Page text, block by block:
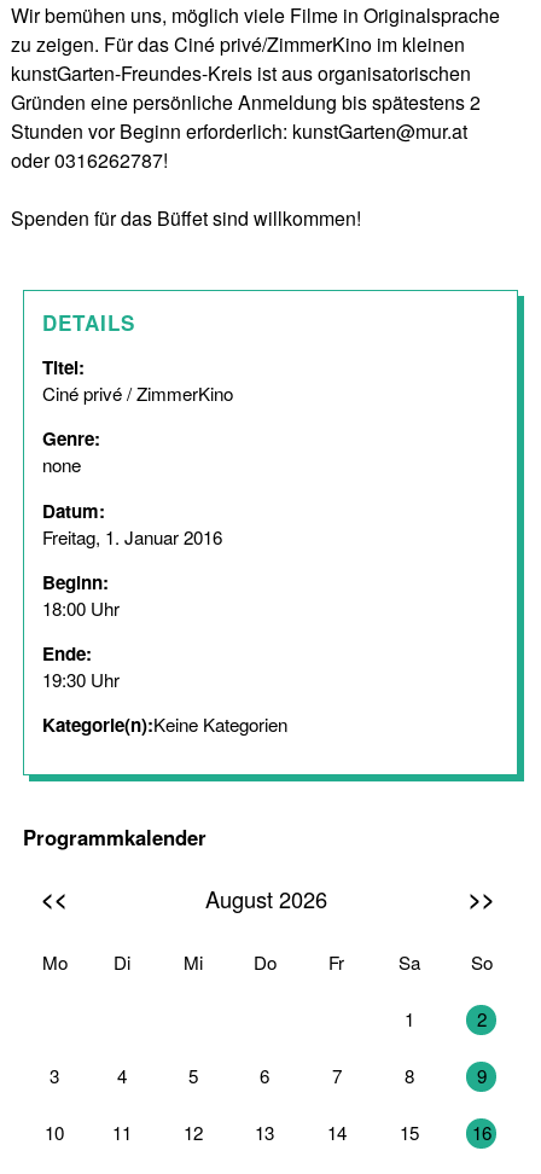
Wir bemühen uns, möglich viele Filme in Originalsprache
zu zeigen. Für das Ciné privé/ZimmerKino im kleinen
kunstGarten-Freundes-Kreis ist aus organisatorischen
Gründen eine persönliche Anmeldung bis spätestens 2
Stunden vor Beginn erforderlich: kunstGarten@mur.at
oder 0316262787!
Spenden für das Büffet sind willkommen!
DETAILS
Titel:
Ciné privé / ZimmerKino
Genre:
none
Datum:
Freitag, 1. Januar 2016
Beginn:
18:00 Uhr
Ende:
19:30 Uhr
Kategorie(n):Keine Kategorien
Programmkalender
<< August 2026 >>
Mo Di Mi Do Fr Sa So
1 2
3 4 5 6 7 8 9
10 11 12 13 14 15 16